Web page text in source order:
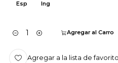
Esp
Ing
Cantidad
Agregar al Carro
Agregar a la lista de